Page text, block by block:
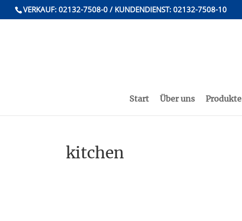
VERKAUF: 02132-7508-0 / KUNDENDIENST: 02132-7508-10
Start Über uns Produkte
kitchen